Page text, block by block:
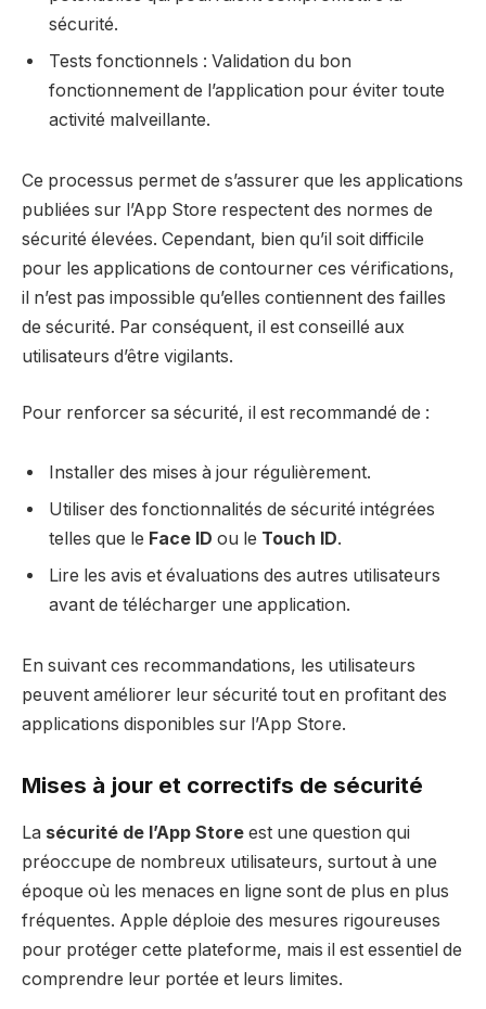
sécurité.
Tests fonctionnels : Validation du bon
fonctionnement de l’application pour éviter toute
activité malveillante.
Ce processus permet de s’assurer que les applications
publiées sur l’App Store respectent des normes de
sécurité élevées. Cependant, bien qu’il soit difficile
pour les applications de contourner ces vérifications,
il n’est pas impossible qu’elles contiennent des failles
de sécurité. Par conséquent, il est conseillé aux
utilisateurs d’être vigilants.
Pour renforcer sa sécurité, il est recommandé de :
Installer des mises à jour régulièrement.
Utiliser des fonctionnalités de sécurité intégrées
telles que le Face ID ou le Touch ID.
Lire les avis et évaluations des autres utilisateurs
avant de télécharger une application.
En suivant ces recommandations, les utilisateurs
peuvent améliorer leur sécurité tout en profitant des
applications disponibles sur l’App Store.
Mises à jour et correctifs de sécurité
La sécurité de l’App Store est une question qui
préoccupe de nombreux utilisateurs, surtout à une
époque où les menaces en ligne sont de plus en plus
fréquentes. Apple déploie des mesures rigoureuses
pour protéger cette plateforme, mais il est essentiel de
comprendre leur portée et leurs limites.